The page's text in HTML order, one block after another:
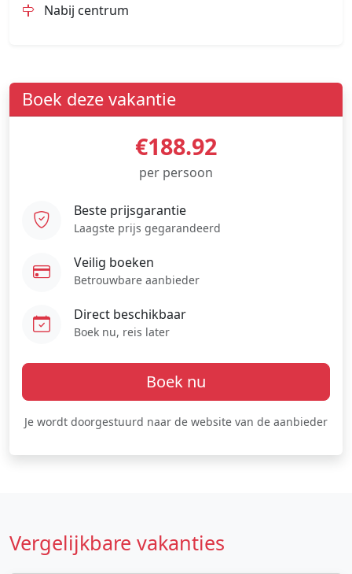
Nabij centrum
Boek deze vakantie
€188.92
per persoon
Beste prijsgarantie
Laagste prijs gegarandeerd
Veilig boeken
Betrouwbare aanbieder
Direct beschikbaar
Boek nu, reis later
Boek nu
Je wordt doorgestuurd naar de website van de aanbieder
Vergelijkbare vakanties